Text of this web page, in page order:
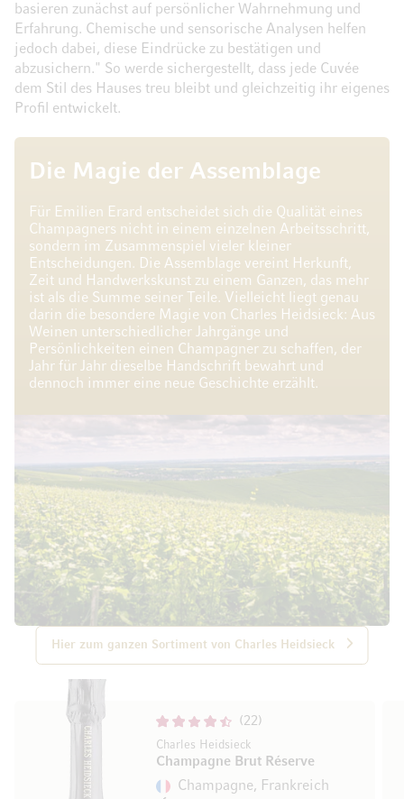
basieren zunächst auf persönlicher Wahrnehmung und
Erfahrung. Chemische und sensorische Analysen helfen
jedoch dabei, diese Eindrücke zu bestätigen und
abzusichern." So werde sichergestellt, dass jede Cuvée
dem Stil des Hauses treu bleibt und gleichzeitig ihr eigenes
Profil entwickelt.
Die Magie der Assemblage
Für Émilien Erard entscheidet sich die Qualität eines
Champagners nicht in einem einzelnen Arbeitsschritt,
sondern im Zusammenspiel vieler kleiner
Entscheidungen. Die Assemblage vereint Herkunft,
Zeit und Handwerkskunst zu einem Ganzen, das mehr
ist als die Summe seiner Teile. Vielleicht liegt genau
darin die besondere Magie von Charles Heidsieck: Aus
Weinen unterschiedlicher Jahrgänge und
Persönlichkeiten einen Champagner zu schaffen, der
Jahr für Jahr dieselbe Handschrift bewahrt und
dennoch immer eine neue Geschichte erzählt.
Hier zum ganzen Sortiment von Charles Heidsieck
22
Charles Heidsieck
Champagne Brut Réserve
Champagne, Frankreich